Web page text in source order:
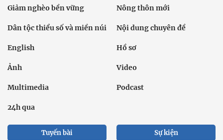
Giảm nghèo bền vững Nông thôn mới
Dân tộc thiểu số và miền núi Nội dung chuyên đề
English Hồ sơ
Ảnh Video
Multimedia Podcast
24h qua
Tuyến bài Sự kiện